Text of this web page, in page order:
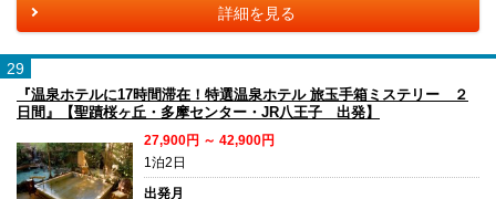
詳細を見る
29
『温泉ホテルに17時間滞在！特選温泉ホテル 旅玉手箱ミステリー ２
日間』【聖蹟桜ヶ丘・多摩センター・JR八王子 出発】
27,900円 ～ 42,900円
1泊2日
出発月